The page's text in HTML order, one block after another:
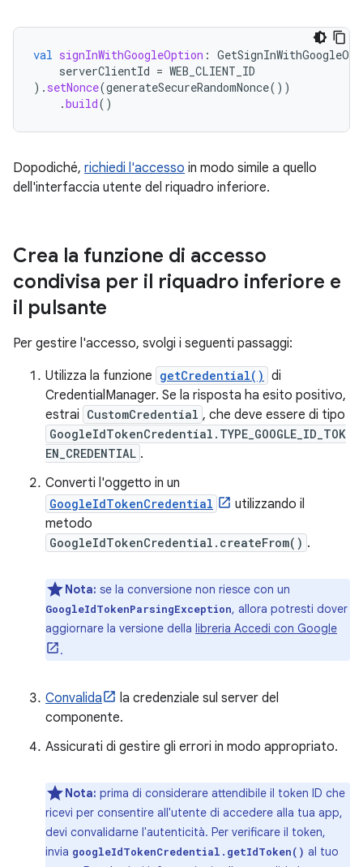
val signInWithGoogleOption :
serverClientId = WEB_CLIENT_ID
). setNonce(generateSecureRandomNonce())
.build()
Dopodiché, richiedi l'accesso in modo simile a quello
dell'interfaccia utente del riquadro inferiore.
Crea la funzione di accesso
condivisa per il riquadro inferiore e
il pulsante
Per gestire l'accesso, svolgi i seguenti passaggi:
Utilizza la funzione getCredential() di
CredentialManager. Se la risposta ha esito positivo,
estrai CustomCredential , che deve essere di tipo
GoogleIdTokenCredential.TYPE_GOOGLE_ID_TOK
EN_CREDENTIAL .
Converti l'oggetto in un
GoogleIdTokenCredential
utilizzando il
metodo
GoogleIdTokenCredential.createFrom() .
Nota: se la conversione non riesce con un
GoogleIdTokenParsingException, allora potresti dover
aggiornare la versione della libreria Accedi con Google
.
Convalida
la credenziale sul server del
componente.
Assicurati di gestire gli errori in modo appropriato.
Nota: prima di considerare attendibile il token ID che
ricevi per consentire all'utente di accedere alla tua app,
devi convalidarne l'autenticità. Per verificare il token,
invia googleIdTokenCredential.getIdToken() al tuo